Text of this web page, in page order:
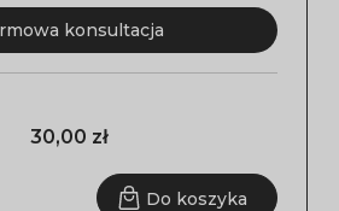
konsultacja
30,00 zł
Do koszyka